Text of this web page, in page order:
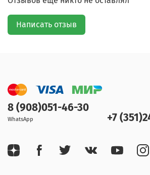
Написать отзыв
8 (908)051-46-30
WhatsApp +7